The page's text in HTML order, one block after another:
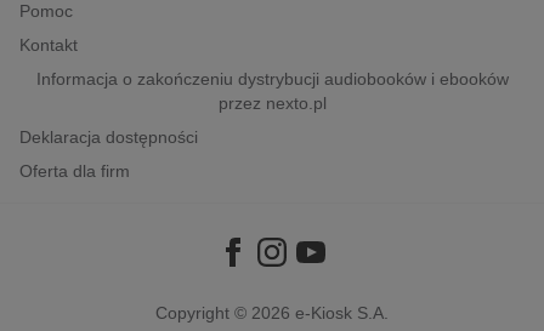
Pomoc
Kontakt
Informacja o zakończeniu dystrybucji audiobooków i ebooków
przez nexto.pl
Deklaracja dostępności
Oferta dla firm
Copyright © 2026 e-Kiosk S.A.